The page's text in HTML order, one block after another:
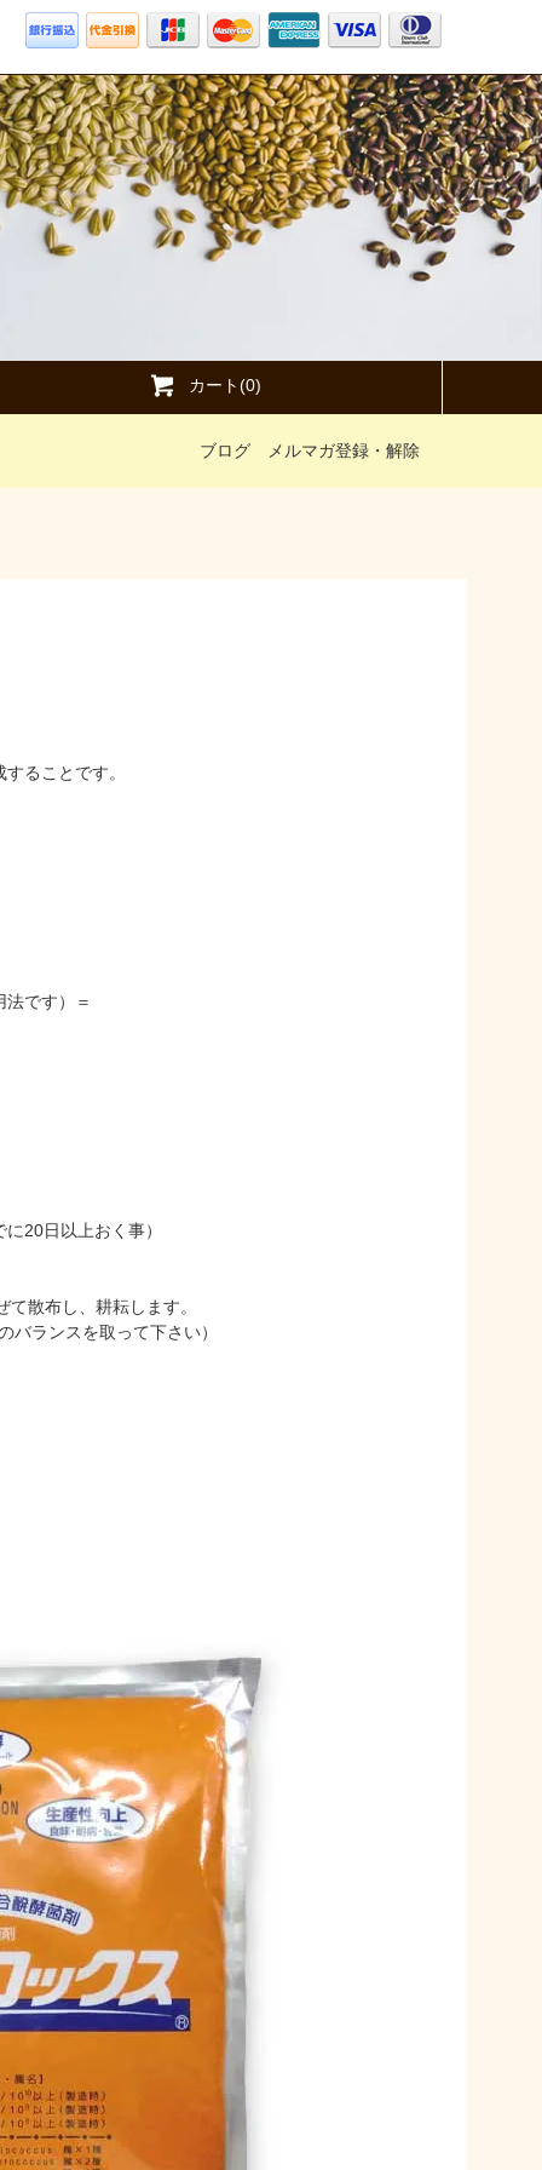
カート(0)
ブログ メルマガ登録・解除
ることです。
です）＝
以上おく事）
布し、耕耘します。
ンスを取って下さい）